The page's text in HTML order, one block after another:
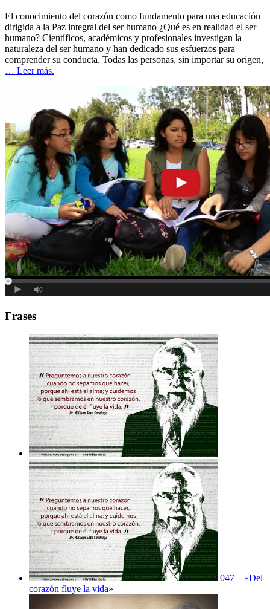
El conocimiento del corazón como fundamento para una educación
dirigida a la Paz integral del ser humano ¿Qué es en realidad el ser
humano? Científicos, académicos y profesionales investigan la
naturaleza del ser humano y han dedicado sus esfuerzos para
comprender su conducta. Todas las personas, sin importar su origen,
… Leer más.
Frases
047 – «Del
corazón fluye la vida»